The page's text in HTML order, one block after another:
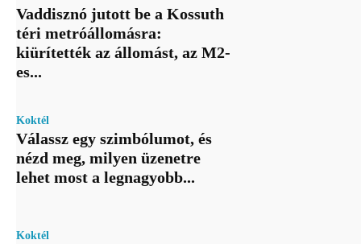
Vaddisznó jutott be a Kossuth
téri metróállomásra:
kiürítették az állomást, az M2-
es...
Koktél
Válassz egy szimbólumot, és
nézd meg, milyen üzenetre
lehet most a legnagyobb...
Koktél